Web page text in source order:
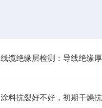
线缆绝缘层检测：导线绝缘